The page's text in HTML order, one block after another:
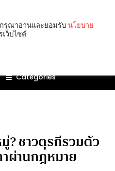
Categories
? ชาวตุรกีรวมตัว
ผ่านกฎหมาย
กรุณาอ่านและยอมรับ นโยบาย
เว็บไซต์